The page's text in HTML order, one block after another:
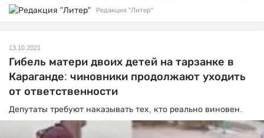
Редакция "Литер"
13.10.2021
Гибель матери двоих детей на тарзанке в
Караганде: чиновники продолжают уходить
от ответственности
Депутаты требуют наказывать тех, кто реально виновен.